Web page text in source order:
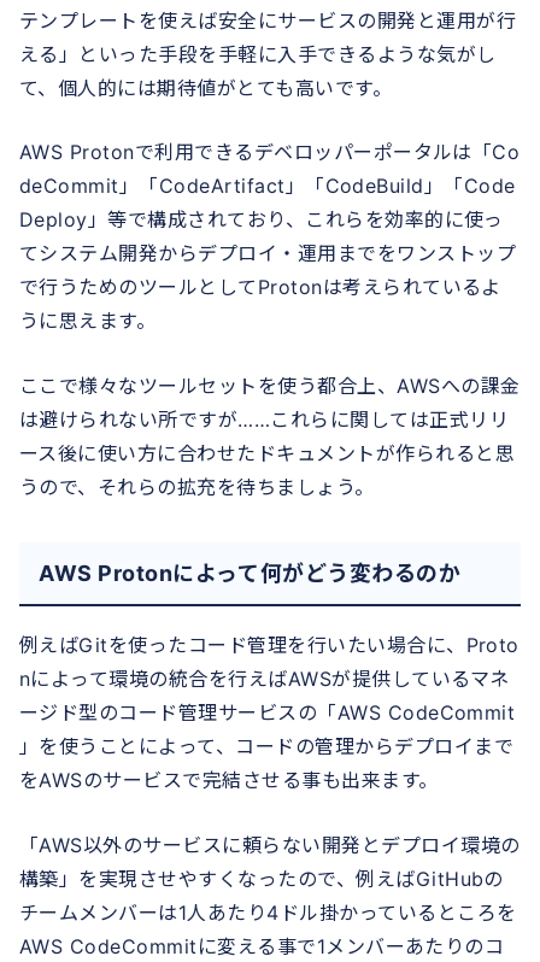
テンプレートを使えば安全にサービスの開発と運用が行
える」といった手段を手軽に入手できるような気がし
て、個人的には期待値がとても高いです。
AWS Protonで利用できるデベロッパーポータルは「Co
deCommit」「CodeArtifact」「CodeBuild」「Code
Deploy」等で構成されており、これらを効率的に使っ
てシステム開発からデプロイ・運用までをワンストップ
で行うためのツールとしてProtonは考えられているよ
うに思えます。
ここで様々なツールセットを使う都合上、AWSへの課金
は避けられない所ですが……これらに関しては正式リリ
ース後に使い方に合わせたドキュメントが作られると思
うので、それらの拡充を待ちましょう。
AWS Protonによって何がどう変わるのか
例えばGitを使ったコード管理を行いたい場合に、Proto
nによって環境の統合を行えばAWSが提供しているマネ
ージド型のコード管理サービスの「AWS CodeCommit
」を使うことによって、コードの管理からデプロイまで
をAWSのサービスで完結させる事も出来ます。
「AWS以外のサービスに頼らない開発とデプロイ環境の
構築」を実現させやすくなったので、例えばGitHubの
チームメンバーは1人あたり4ドル掛かっているところを
AWS CodeCommitに変える事で1メンバーあたりのコ